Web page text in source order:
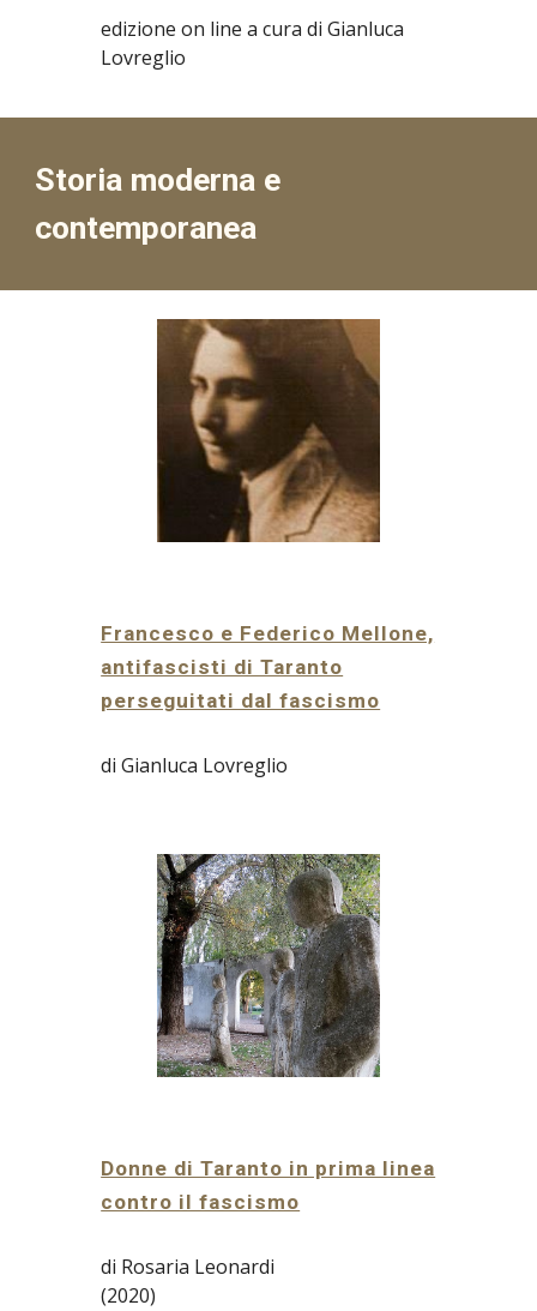
edizione on line a cura di Gianluca
Lovreglio
Storia moderna e
contemporanea
Francesco e Federico Mellone,
antifascisti di Taranto
perseguitati dal fascismo
di Gianluca Lovreglio
Donne di Taranto in prima linea
contro il fascismo
di Rosaria Leonardi
(2020)